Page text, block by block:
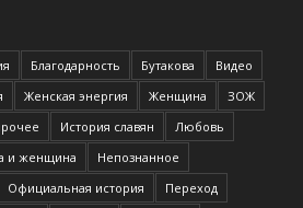
Благодарность Бутакова
Видео
Женская энергия Женщина
ЗОЖ
История славян
Любовь
и женщина
Непознанное
Официальная история
Переход